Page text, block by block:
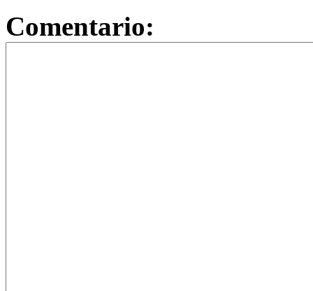
Comentario: